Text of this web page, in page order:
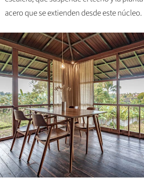
acero que se extienden desde este núcleo.